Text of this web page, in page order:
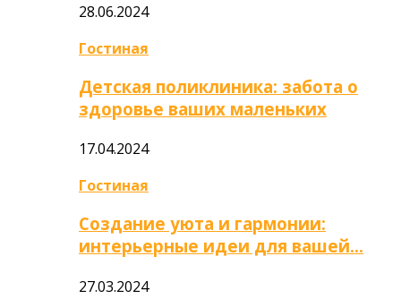
28.06.2024
Гостиная
Детская поликлиника: забота о
здоровье ваших маленьких
17.04.2024
Гостиная
Создание уюта и гармонии:
интерьерные идеи для вашей…
27.03.2024